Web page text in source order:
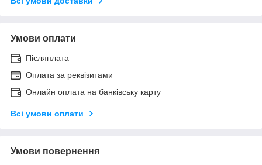
Умови оплати
Післяплата
Оплата за реквізитами
Онлайн оплата на банківську карту
Всі умови оплати
Умови повернення